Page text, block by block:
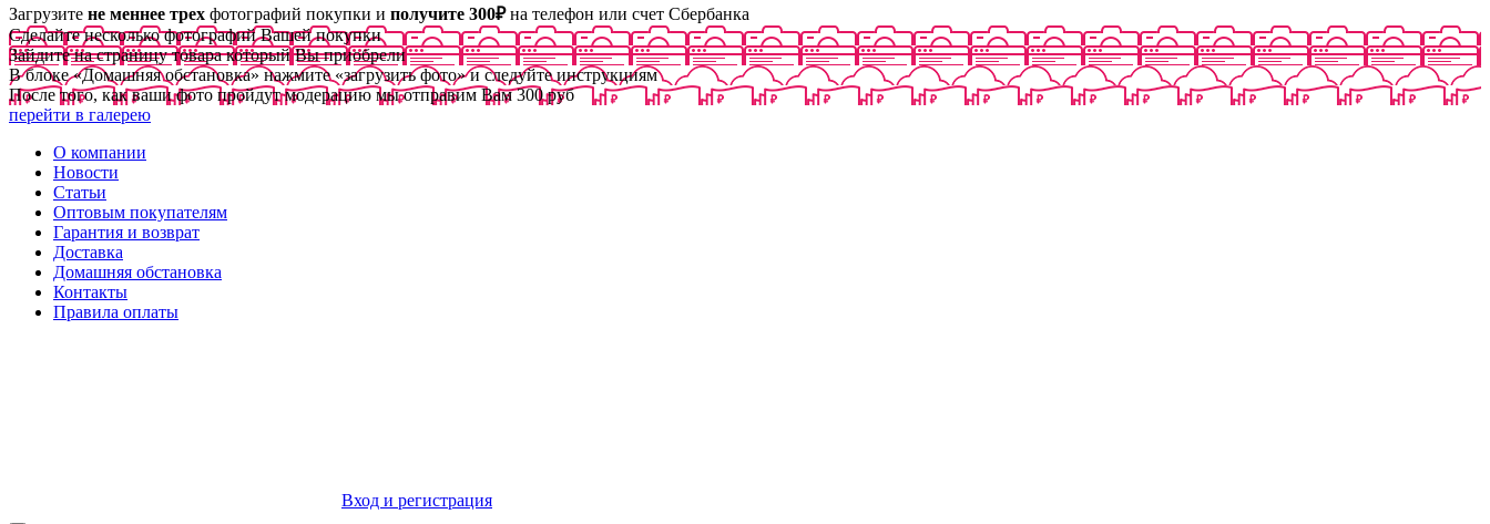
Загрузите не меннее трех фотографий покупки и получите 300₽на телефон или счет Сбербанка
Сделайте несколько фотографий Вашей покупки
Зайдите на страницу товара который Вы приобрели
В блоке «Домашняя обстановка» нажмите «загрузить фото» и следуйте инструкциям
После того, как ваши фото пройдут модерацию мы отправим Вам 300 руб
перейти в галерею
О компании
Новости
Статьи
Оптовым покупателям
Гарантия и возврат
Доставка
Домашняя обстановка
Контакты
Правила оплаты
Вход и регистрация